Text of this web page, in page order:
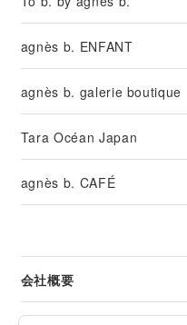
agnès b. ENFANT
agnès b. galerie boutique
Tara Océan Japan
agnès b. CAFÉ
会社概要